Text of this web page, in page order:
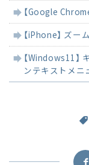
事
【Google
【iPhone】 ズ
【Windows11】
ンテキストメニ